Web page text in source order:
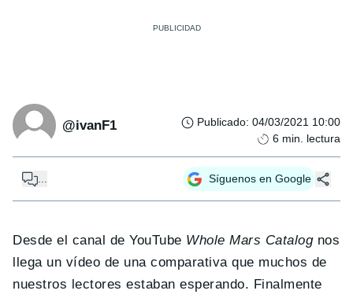
@ivanF1 Publicado: 04/03/2021 10:00
6 min. lectura
... Síguenos en Google
Desde el canal de YouTube Whole Mars Catalognos
llega un vídeo de una comparativa que muchos de
nuestros lectores estaban esperando. Finalmente